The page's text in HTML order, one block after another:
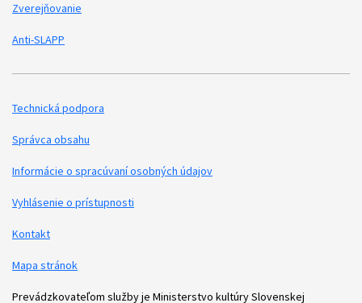
Zverejňovanie
Anti-SLAPP
Podporné odkazy
Technická podpora
Správca obsahu
Informácie o spracúvaní osobných údajov
Vyhlásenie o prístupnosti
Kontakt
Mapa stránok
Prevádzkovateľom služby je Ministerstvo kultúry Slovenskej